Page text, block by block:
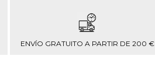
ENVÍO GRATUITO A PARTIR DE 200 €